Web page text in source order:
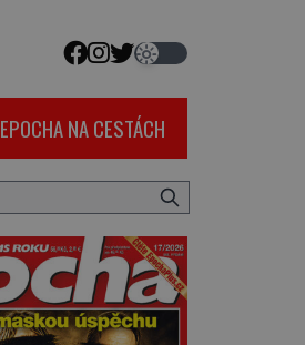
EPOCHA NA CESTÁCH